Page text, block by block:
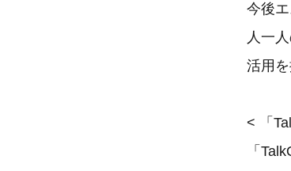
今後
人一
活用を
< 「
「